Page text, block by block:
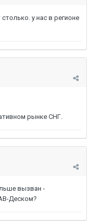
у нас в регионе
рынке СНГ.
вызван -
Деском?